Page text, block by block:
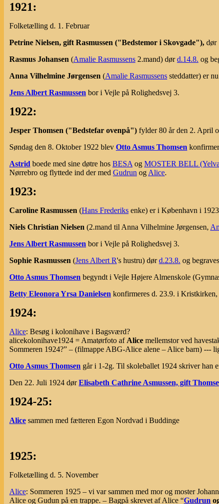
1921:
Folketælling d. 1. Februar
Petrine Nielsen, gift Rasmussen ("Bedstemor i Skovgade"), dør
Rasmus Johansen (Amalie Rasmussens 2.mand) dørd.14.8. og
Anna Vilhelmine Jørgensen (Amalie Rasmussens steddatter) er
Jens Albert Rasmussen bor i Vejle på Rolighedsvej 3.
1922:
Jesper Thomsen ("Bedstefar ovenpå") fylder 80 år den 2. April
Søndag den 8. Oktober 1922 blev Otto Asmus Thomsen
Astrid boede med sine døtre hos BESA og MOSTER BELL
Nørrebro og flyttede ind der med Gudrun og Alice.
1923:
Caroline Rasmussen (Hans Frederiks enke) er i København i
Niels Christian Nielsen (2.mand til Anna Vilhelmine Jørgensen,
Jens Albert Rasmussen bor i Vejle på Rolighedsvej 3.
Sophie Rasmussen (Jens Albert R's hustru) dørd.23.8. og
Otto Asmus Thomsen begyndt i Vejle Højere Almenskole
Betty Eleonora Yrsa Danielsen konfirmeres d. 23.9. i
1924:
Alice: Besøg i kolonihave i Bagsværd?
alicekolonihave1924 = Amatørfoto af Alice mellemstor ved
Sommeren 1924?” – (filmappe ABG-Alice alene – Alice barn) ---
Otto Asmus Thomsen går i 1-2g. Til skoleballet 1924 skriver
Den 22. Juli 1924 dørElisabeth Cathrine Asmussen, gift
1924-25:
Alice sammen med fætteren Egon Nordvad i Buddinge
1925:
Folketælling d. 5. November
Alice: Sommeren 1925 – vi var sammen med mor og moster
Alice og Gudun på en trappe. – Bagpå skrevet af Alice “Gudrun